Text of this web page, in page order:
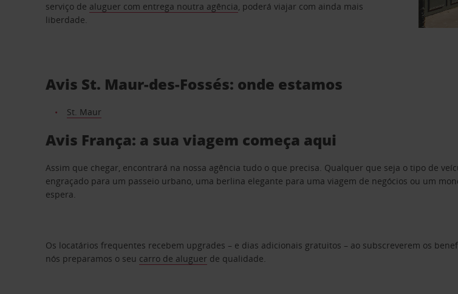
serviço de aluguer com entrega noutra agência, poderá viajar com ainda mais
liberdade.
Avis St. Maur-des-Fossés: onde estamos
St. Maur
Avis França: a sua viagem começa aqui
Assim que chegar, encontrará na nossa agência tudo o que precisa. Qualquer que seja o tipo de
engraçado para um passeio urbano, uma berlina elegante para uma viagem de negócios ou um
espera.
Os locatários frequentes recebem upgrades – e dias adicionais gratuitos – ao subscreverem os
nós preparamos o seu carro de aluguer de qualidade.